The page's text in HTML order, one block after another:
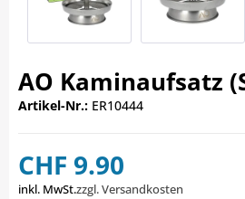
AO Kaminaufsatz
Artikel-Nr.: ER10444
CHF 9.90
inkl. MwSt.zzgl. Versandkosten